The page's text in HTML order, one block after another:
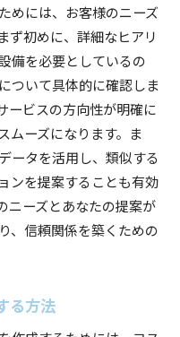
めには、お客様のニーズ
ず初めに、詳細なヒアリ
備を必要としているの
ついて具体的に確認しま
ービスの方向性が明確に
ムーズになります。ま
ータを活用し、類似する
ンを提案することも有効
ニーズとあなたの提案が
、信頼関係を築くための
る方法